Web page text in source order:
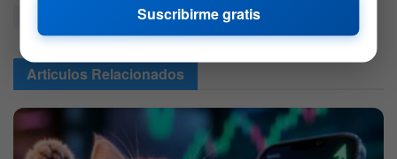
MSTR
Articulos Relacionados
Suscribirme gratis